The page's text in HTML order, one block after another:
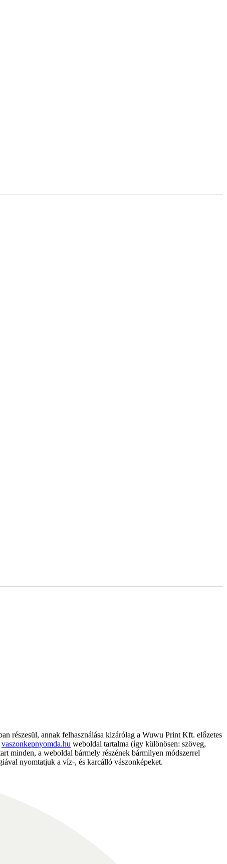
részesül, annak felhasználása kizárólag a Wuwu Print Kft. előzetes
vaszonkepnyomda.hu weboldal tartalma (így különösen: szöveg,
minden, a weboldal bármely részének bármilyen módszerrel
nyomtatjuk a víz-, és karcálló vászonképeket.